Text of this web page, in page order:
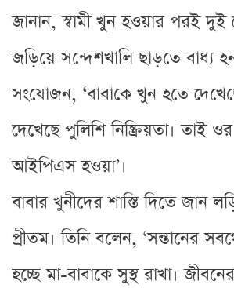
জানান, স্বামী খুন হওয়ার পরই
জড়িয়ে সন্দেশখালি ছাড়তে বাধ্য
সংযোজন, ‘বাবাকে খুন হতে
দেখেছে পুলিশি নিষ্ক্রিয়তা। তাই
আইপিএস হওয়া’।
বাবার খুনীদের শাস্তি দিতে জান
প্রীতম। তিনি বলেন, ‘সন্তানের
হচ্ছে মা-বাবাকে সুস্থ রাখা।